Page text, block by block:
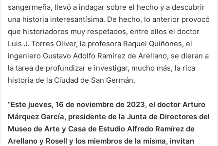
sangermeña, llevó a indagar sobre el hecho y a descubrir
una historia interesantísima. De hecho, lo anterior provocó
que historiadores muy respetados, entre ellos el doctor
Luis J. Torres Oliver, la profesora Raquel Quiñones, el
ingeniero Gustavo Adolfo Ramírez de Arellano, se dieran a
la tarea de profundizar e investigar, mucho más, la rica
historia de la Ciudad de San Germán.
“Este jueves, 16 de noviembre de 2023, el doctor Arturo
Márquez García, presidente de la Junta de Directores del
Museo de Arte y Casa de Estudio Alfredo Ramírez de
Arellano y Rosell y los miembros de la misma, invitan